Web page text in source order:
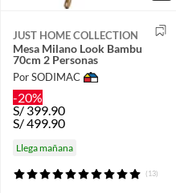
JUST HOME COLLECTION
Mesa Milano Look Bambu
70cm 2 Personas
Por SODIMAC
-20%
S/399.90
S/499.90
Llega mañana
(13)